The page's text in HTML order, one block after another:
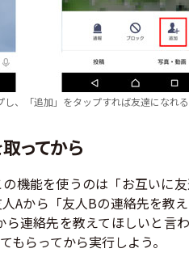
、「追加」をタップすれば友達になれる
ってから
機能を使うのは「お互いに
Aから「友人Bの連絡先を教
連絡先を教えてほしいと言
もらってから実行しよう。